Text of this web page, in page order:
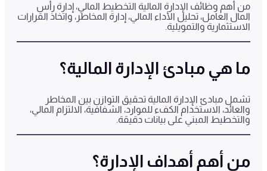
من أهم وظائف الإدارة المالية التخطيط المالي، إدارة رأس
المال العامل، تحليل الأداء المالي، إدارة المخاطر، واتخاذ القرارات
الاستثمارية والتمويلية.
ما هي مبادئ الإدارة المالية؟
تشمل مبادئ الإدارة المالية تحقيق التوازن بين المخاطر
والعائد، الاستخدام الكفء للموارد، الشفافية، الالتزام المالي،
والتخطيط المبني على بيانات دقيقة.
من أهم أهداف الإدارة؟